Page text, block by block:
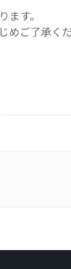
す。
めご了承く